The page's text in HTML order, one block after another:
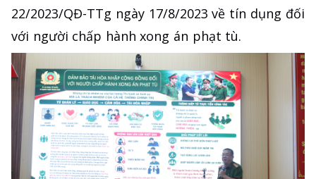
22/2023/QĐ-TTg ngày 17/8/2023 về tín dụng đối
với người chấp hành xong án phạt tù.